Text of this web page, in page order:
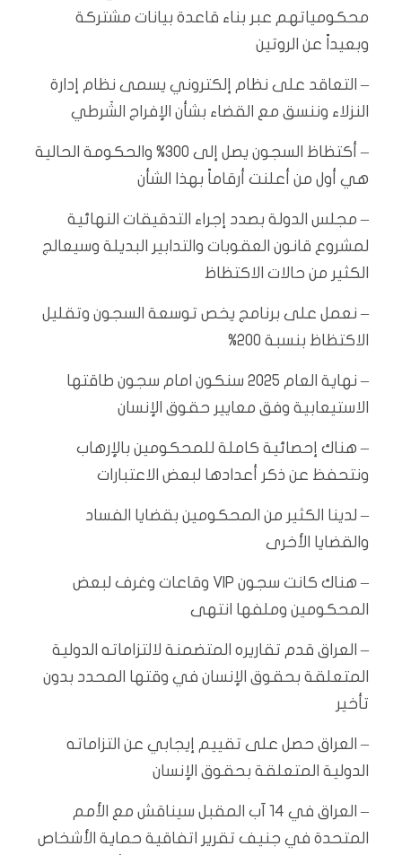
محكومياتهم عبر بناء قاعدة بيانات مشتركة
وبعيداً عن الروتين
– التعاقد على نظام إلكتروني يسمى نظام إدارة
النزلاء وننسق مع القضاء بشأن الإفراج الشَرطي
– أكتظاظ السجون يصل إلى 300% والحكومة الحالية
هي أول من أعلنت أرقاماً بهذا الشأن
– مجلس الدولة بصدد إجراء التدقيقات النهائية
لمشروع قانون العقوبات والتدابير البديلة وسيعالج
الكثير من حالات الاكتظاظ
– نعمل على برنامج يخص توسعة السجون وتقليل
الاكتظاظ بنسبة 200%
– نهاية العام 2025 سنكون امام سجون طاقتها
الاستيعابية وفق معايير حقوق الإنسان
– هناك إحصائية كاملة للمحكومين بالإرهاب
ونتحفظ عن ذكر أعدادها لبعض الاعتبارات
– لدينا الكثير من المحكومين بقضايا الفساد
والقضايا الأخرى
– هناك كانت سجون VIP وقاعات وغرف لبعض
المحكومين وملفها انتهى
– العراق قدم تقاريره المتضمنة لالتزاماته الدولية
المتعلقة بحقوق الإنسان في وقتها المحدد بدون
تأخير
– العراق حصل على تقييم إيجابي عن التزاماته
الدولية المتعلقة بحقوق الإنسان
– العراق في 14 آب المقبل سيناقش مع الأمم
المتحدة في جنيف تقرير اتفاقية حماية الأشخاص